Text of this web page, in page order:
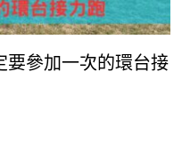
要參加一次的環台接